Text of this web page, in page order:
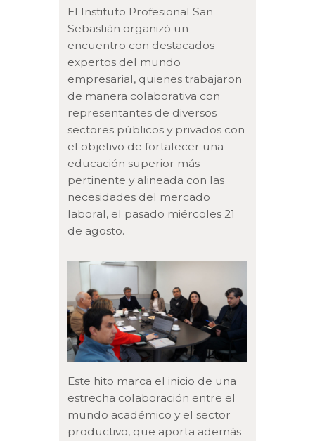
El Instituto Profesional San
Sebastián organizó un
encuentro con destacados
expertos del mundo
empresarial, quienes trabajaron
de manera colaborativa con
representantes de diversos
sectores públicos y privados con
el objetivo de fortalecer una
educación superior más
pertinente y alineada con las
necesidades del mercado
laboral, el pasado miércoles 21
de agosto.
Este hito marca el inicio de una
estrecha colaboración entre el
mundo académico y el sector
productivo, que aporta además